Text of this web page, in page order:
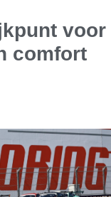
voor
comfort